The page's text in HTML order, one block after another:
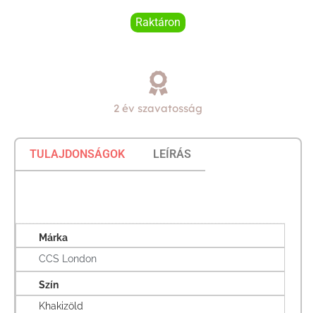
Raktáron
2 év szavatosság
TULAJDONSÁGOK LEÍRÁS
Márka
CCS London
Szín
Khakizöld